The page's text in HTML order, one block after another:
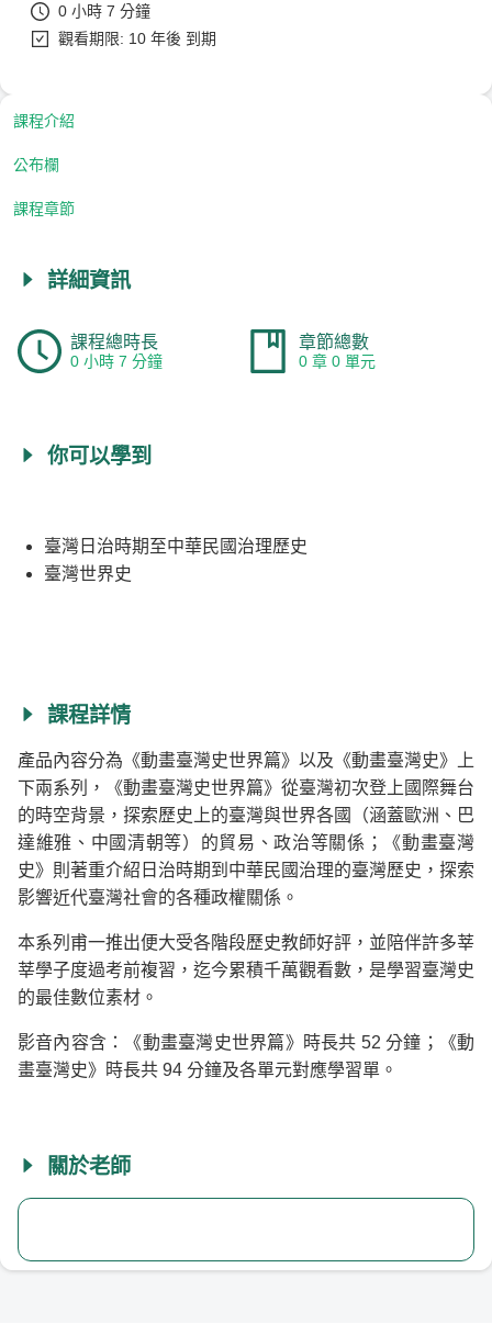
課程介紹
公布欄
課程章節
詳細資訊
課程總時長
0 小時 7 分鐘
章節總數
0 章 0 單元
你可以學到
臺灣日治時期至中華民國治理歷史
臺灣世界史
課程詳情
產品內容分為《動畫臺灣史世界篇》以及《動畫臺灣史》上
下兩系列，《動畫臺灣史世界篇》從臺灣初次登上國際舞台
的時空背景，探索歷史上的臺灣與世界各國（涵蓋歐洲、巴
達維雅、中國清朝等）的貿易、政治等關係；《動畫臺灣
史》則著重介紹日治時期到中華民國治理的臺灣歷史，探索
影響近代臺灣社會的各種政權關係。
本系列甫一推出便大受各階段歷史教師好評，並陪伴許多莘
莘學子度過考前複習，迄今累積千萬觀看數，是學習臺灣史
的最佳數位素材。
影音內容含：《動畫臺灣史世界篇》時長共 52 分鐘；《動
畫臺灣史》時長共 94 分鐘及各單元對應學習單。
關於老師
0 小時 7 分鐘
觀看期限: 10 年後 到期